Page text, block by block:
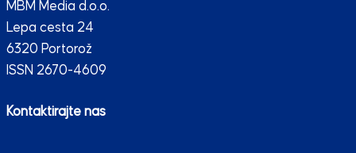
MBM Media d.o.o.
Lepa cesta 24
6320 Portorož
ISSN 2670-4609
Kontaktirajte nas